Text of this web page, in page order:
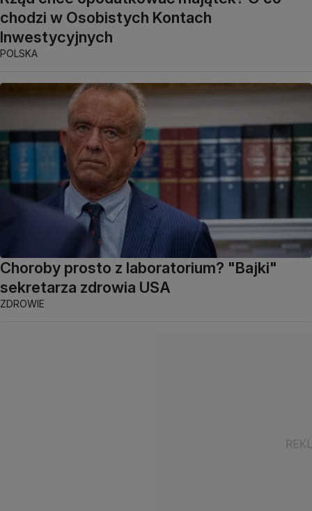
chodzi w Osobistych Kontach
Inwestycyjnych
POLSKA
Choroby prosto z laboratorium? "Bajki"
sekretarza zdrowia USA
ZDROWIE